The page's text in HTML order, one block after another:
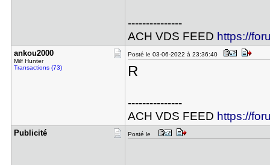
---------------
ACH VDS FEED https://
ankou2000
Milf Hunter
Transactions (73)
Posté le 03-06-2022 à 23:36:40
R
---------------
ACH VDS FEED https://
Publicité Posté le